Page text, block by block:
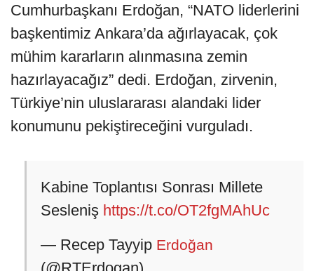
Cumhurbaşkanı Erdoğan, “NATO liderlerini
başkentimiz Ankara’da ağırlayacak, çok
mühim kararların alınmasına zemin
hazırlayacağız” dedi. Erdoğan, zirvenin,
Türkiye’nin uluslararası alandaki lider
konumunu pekiştireceğini vurguladı.
Kabine Toplantısı Sonrası Millete
Sesleniş https://t.co/OT2fgMAhUc
— Recep Tayyip Erdoğan